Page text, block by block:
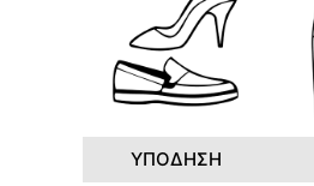
ΥΠΟΔΗΣΗ